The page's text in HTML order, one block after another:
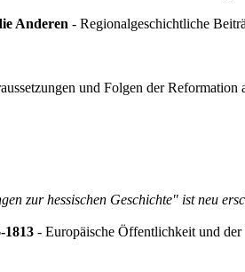
Anderen - Regionalgeschichtliche
und Folgen der
zur hessischen Geschichte" ist neu
1813 - Europäische Öffentlichkeit und